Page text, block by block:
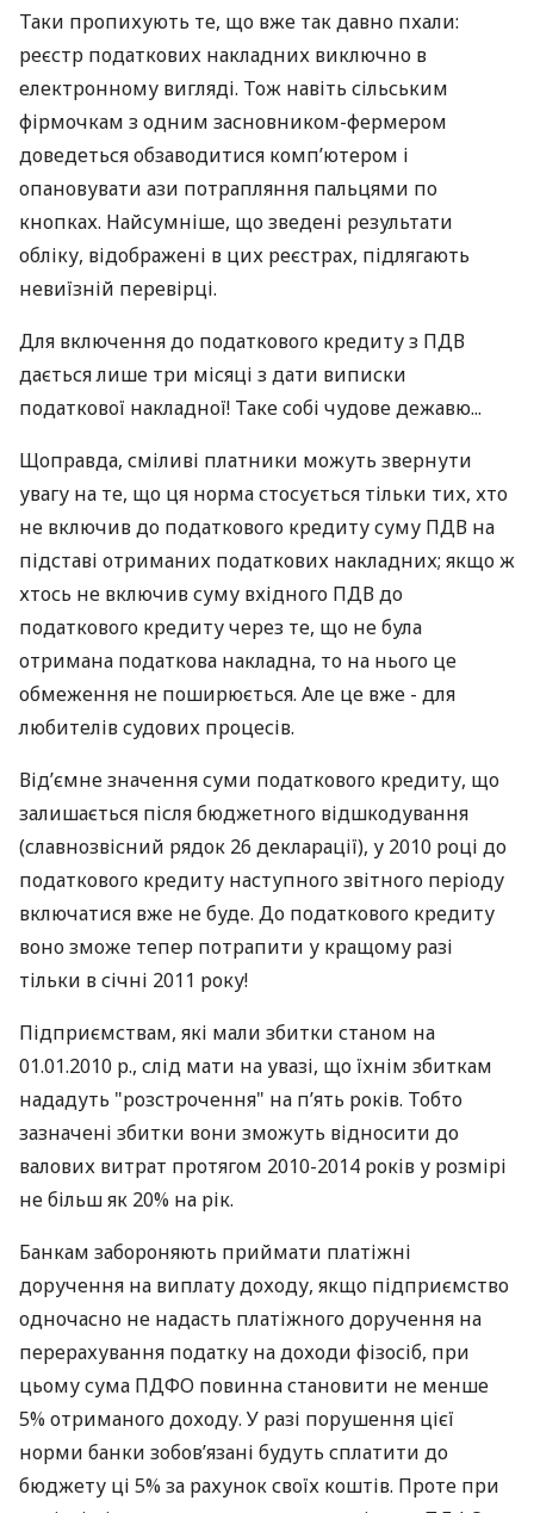
Таки пропихують те, що вже так давно пхали:
реєстр податкових накладних виключно в
електронному вигляді. Тож навіть сільським
фірмочкам з одним засновником-фермером
доведеться обзаводитися комп’ютером і
опановувати ази потрапляння пальцями по
кнопках. Найсумніше, що зведені результати
обліку, відображені в цих реєстрах, підлягають
невиїзній перевірці.
Для включення до податкового кредиту з ПДВ
дається лише три місяці з дати виписки
податкової накладної! Таке собі чудове дежавю...
Щоправда, сміливі платники можуть звернути
увагу на те, що ця норма стосується тільки тих, хто
не включив до податкового кредиту суму ПДВ на
підставі отриманих податкових накладних; якщо ж
хтось не включив суму вхідного ПДВ до
податкового кредиту через те, що не була
отримана податкова накладна, то на нього це
обмеження не поширюється. Але це вже - для
любителів судових процесів.
Від’ємне значення суми податкового кредиту, що
залишається після бюджетного відшкодування
(славнозвісний рядок 26 декларації), у 2010 році до
податкового кредиту наступного звітного періоду
включатися вже не буде. До податкового кредиту
воно зможе тепер потрапити у кращому разі
тільки в січні 2011 року!
Підприємствам, які мали збитки станом на
01.01.2010 р., слід мати на увазі, що їхнім збиткам
нададуть "розстрочення" на п’ять років. Тобто
зазначені збитки вони зможуть відносити до
валових витрат протягом 2010-2014 років у розмірі
не більш як 20% на рік.
Банкам забороняють приймати платіжні
доручення на виплату доходу, якщо підприємство
одночасно не надасть платіжного доручення на
перерахування податку на доходи фізосіб, при
цьому сума ПДФО повинна становити не менше
5% отриманого доходу. У разі порушення цієї
норми банки зобов’язані будуть сплатити до
бюджету ці 5% за рахунок своїх коштів. Проте при